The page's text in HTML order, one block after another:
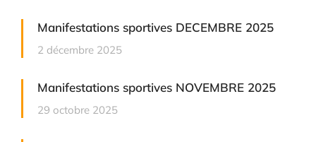
Manifestations sportives DECEMBRE 2025
2 décembre 2025
Manifestations sportives NOVEMBRE 2025
29 octobre 2025